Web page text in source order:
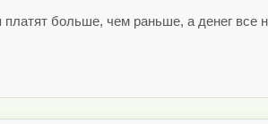
больше, чем раньше, а денег все